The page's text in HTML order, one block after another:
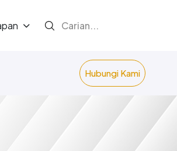
Hubungi Kami